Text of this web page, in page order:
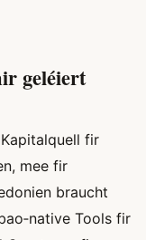
geléiert
fir
mee fir
braucht
Tools fir